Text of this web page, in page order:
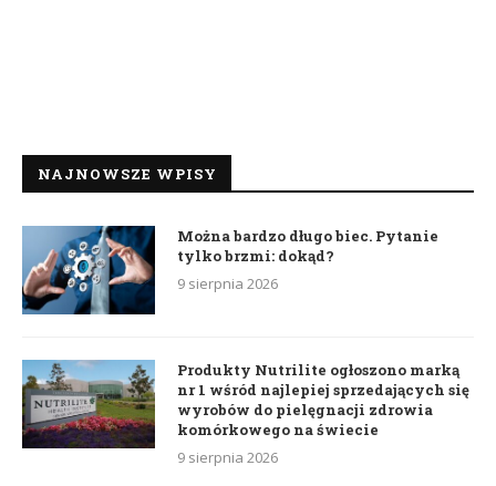
NAJNOWSZE WPISY
Można bardzo długo biec. Pytanie
tylko brzmi: dokąd?
9 sierpnia 2026
Produkty Nutrilite ogłoszono marką
nr 1 wśród najlepiej sprzedających się
wyrobów do pielęgnacji zdrowia
komórkowego na świecie
9 sierpnia 2026